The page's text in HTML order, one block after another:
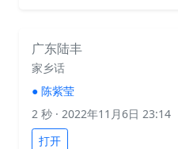
广东陆丰
家乡话
● 陈紫莹
2 秒 · 2022年11月6日 23:14
打开